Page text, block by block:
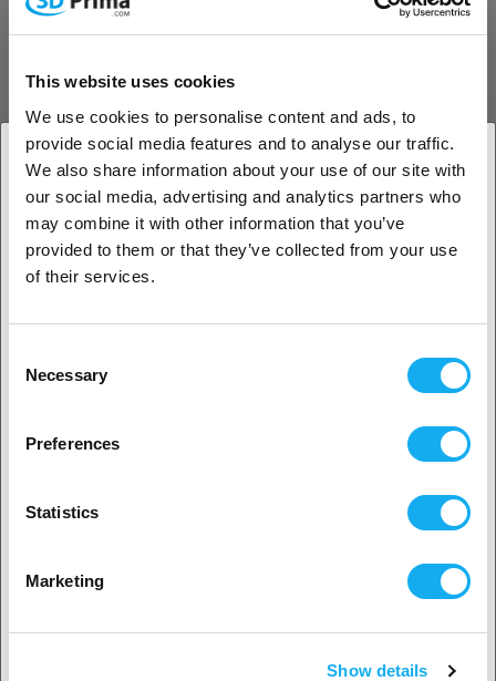
This website uses cookies
We use cookies to personalise content and ads, to
provide social media features and to analyse our traffic.
We also share information about your use of our site with
our social media, advertising and analytics partners who
may combine it with other information that you’ve
provided to them or that they’ve collected from your use
of their services.
Selection
Necessary
Preferences
Statistics
Marketing
Show details
PRODUKT BESKRIVELSE
Y Axis Sensor Cable for Guider 3
ANMELDELSER
SPØRGSMÅL OM ARTIKLEN?
1. Er du erhvervskunde eller privatkunde?
Erhvervskunde
Privat kunde